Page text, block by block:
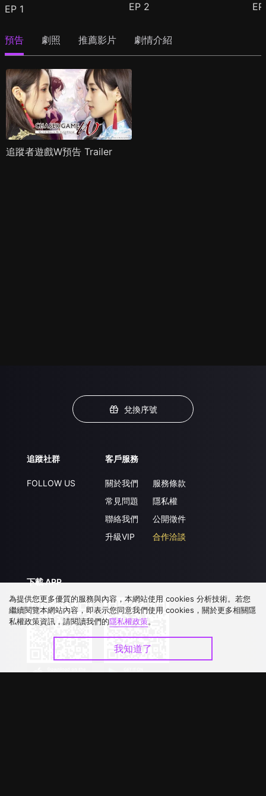
EP 1 EP 2
預告 劇照 推薦影片 劇情介紹
追蹤者遊戲W預告 Trailer
兌換序號
追蹤社群
FOLLOW US
客戶服務
關於我們
常見問題
聯絡我們
升級VIP
服務條款
隱私權
公開徵件
合作洽談
下載 APP
為提供您更多優質的服務與內容，本網站使用 cookies 分析技術。若您
繼續閱覽本網站內容，即表示您同意我們使用 cookies，關於更多相關隱
私權政策資訊，請閱讀我們的隱私權政策。
我知道了